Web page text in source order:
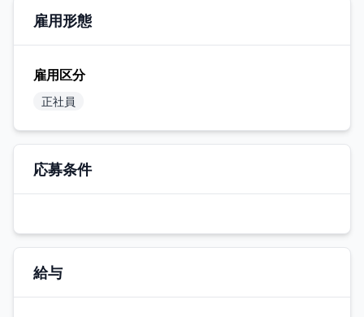
雇用形態
雇用区分
正社員
応募条件
給与